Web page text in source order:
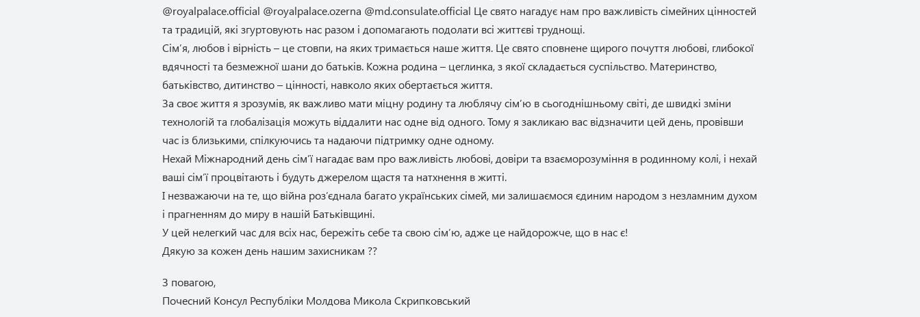
@royalpalace.official @royalpalace.ozerna @md.consulate.official Це свято нагадує нам про важливість сімейних цінностей
та традицій, які згуртовують нас разом і допомагають подолати всі життєві труднощі.
Сім’я, любов і вірність – це стовпи, на яких тримається наше життя. Це свято сповнене щирого почуття любові, глибокої
вдячності та безмежної шани до батьків. Кожна родина – цеглинка, з якої складається суспільство. Материнство,
батьківство, дитинство – цінності, навколо яких обертається життя.
За своє життя я зрозумів, як важливо мати міцну родину та люблячу сім’ю в сьогоднішньому світі, де швидкі зміни
технологій та глобалізація можуть віддалити нас одне від одного. Тому я закликаю вас відзначити цей день, провівши
час із близькими, спілкуючись та надаючи підтримку одне одному.
Нехай Міжнародний день сім’ї нагадає вам про важливість любові, довіри та взаєморозуміння в родинному колі, і нехай
ваші сім’ї процвітають і будуть джерелом щастя та натхнення в житті.
І незважаючи на те, що війна роз’єднала багато українських сімей, ми залишаємося єдиним народом з незламним духом
і прагненням до миру в нашій Батьківщині.
У цей нелегкий час для всіх нас, бережіть себе та свою сім’ю, адже це найдорожче, що в нас є!
Дякую за кожен день нашим захисникам ??
З повагою,
Почесний Консул Республіки Молдова Микола Скрипковський